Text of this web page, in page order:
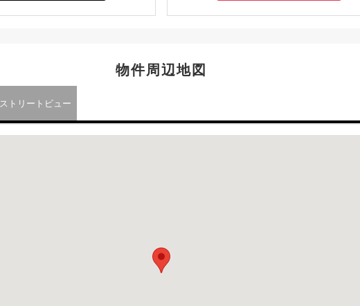
物件周辺地図
ストリートビュー